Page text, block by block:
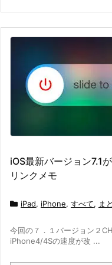
iOS最新バージョン7.1
リンクメモ
iPad, iPhone, すべて, ま
今回の７．１バージョン２
iPhone4/4Sの速度が改 ...